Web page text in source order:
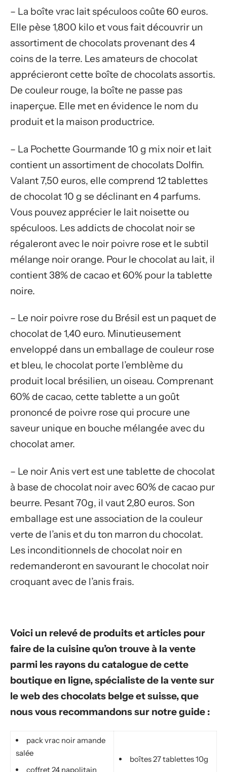
– La boîte vrac lait spéculoos coûte 60 euros.
Elle pèse 1,800 kilo et vous fait découvrir un
assortiment de chocolats provenant des 4
coins de la terre. Les amateurs de chocolat
apprécieront cette boîte de chocolats assortis.
De couleur rouge, la boîte ne passe pas
inaperçue. Elle met en évidence le nom du
produit et la maison productrice.
– La Pochette Gourmande 10 g mix noir et lait
contient un assortiment de chocolats Dolfin.
Valant 7,50 euros, elle comprend 12 tablettes
de chocolat 10 g se déclinant en 4 parfums.
Vous pouvez apprécier le lait noisette ou
spéculoos. Les addicts de chocolat noir se
régaleront avec le noir poivre rose et le subtil
mélange noir orange. Pour le chocolat au lait, il
contient 38% de cacao et 60% pour la tablette
noire.
– Le noir poivre rose du Brésil est un paquet de
chocolat de 1,40 euro. Minutieusement
enveloppé dans un emballage de couleur rose
et bleu, le chocolat porte l’emblème du
produit local brésilien, un oiseau. Comprenant
60% de cacao, cette tablette a un goût
prononcé de poivre rose qui procure une
saveur unique en bouche mélangée avec du
chocolat amer.
– Le noir Anis vert est une tablette de chocolat
à base de chocolat noir avec 60% de cacao pur
beurre. Pesant 70g, il vaut 2,80 euros. Son
emballage est une association de la couleur
verte de l’anis et du ton marron du chocolat.
Les inconditionnels de chocolat noir en
redemanderont en savourant le chocolat noir
croquant avec de l’anis frais.
Voici un relevé de produits et articles pour
faire de la cuisine qu’on trouve à la vente
parmi les rayons du catalogue de cette
boutique en ligne, spécialiste de la vente sur
le web des chocolats belge et suisse, que
nous vous recommandons sur notre guide :
pack vrac noir amande
salée
coffret 24 napolitain
boîtes 27 tablettes 10g